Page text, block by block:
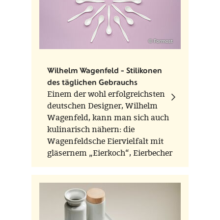
© Formost
Wilhelm Wagenfeld - Stilikonen
des täglichen Gebrauchs
Einem der wohl erfolgreichsten
deutschen Designer, Wilhelm
Wagenfeld, kann man sich auch
kulinarisch nähern: die
Wagenfeldsche Eiervielfalt mit
gläsernem „Eierkoch“, Eierbecher
und Eierlöffel bietet die
Möglichkeit, dieses Lebensmittel
mit höchsten Genuss zu
verfeinern.